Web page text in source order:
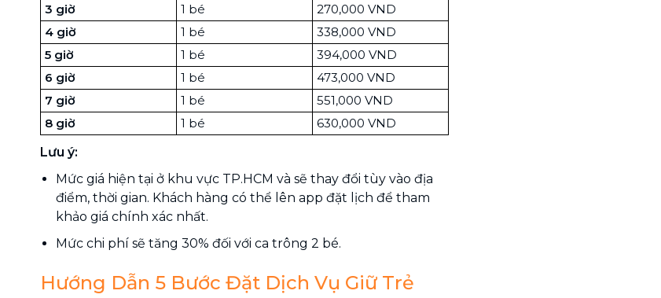
3 giờ
1 bé
270,000 VND
4 giờ
1 bé
338,000 VND
5 giờ
1 bé
394,000 VND
6 giờ
1 bé
473,000 VND
7 giờ
1 bé
551,000 VND
8 giờ
1 bé
630,000 VND
Lưu ý:
Mức giá hiện tại ở khu vực TP.HCM và sẽ thay đổi tùy vào địa
điểm, thời gian. Khách hàng có thể lên app đặt lịch để tham
khảo giá chính xác nhất.
Mức chi phí sẽ tăng 30% đối với ca trông 2 bé.
Hướng Dẫn 5 Bước Đặt Dịch Vụ Giữ Trẻ